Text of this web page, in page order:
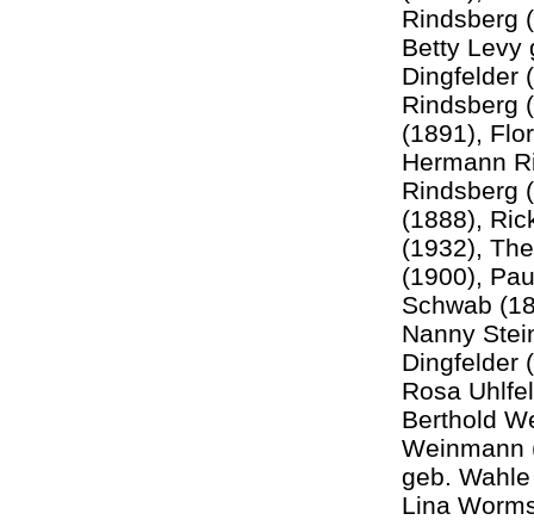
Rindsberg
Betty Levy
Dingfelder
Rindsberg
(1891),
Hermann
Rindsberg
(1888),
(1932),
(1900),
Schwab
Nanny
Dingfelder
Rosa
Berthold
Weinmann
geb.
Lina